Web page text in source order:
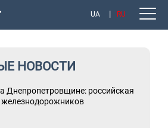
UA RU
НОВОСТИ
Днепропетровщине: российская
железнодорожников